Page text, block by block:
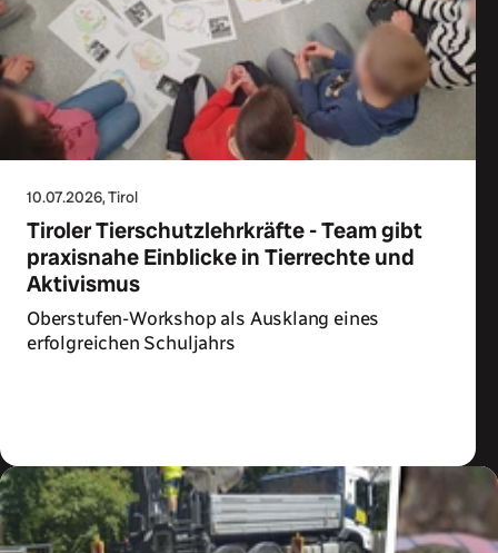
10.07.2026, Tirol
Tiroler Tierschutzlehrkräfte - Team gibt
praxisnahe Einblicke in Tierrechte und
Aktivismus
Oberstufen-Workshop als Ausklang eines
erfolgreichen Schuljahrs